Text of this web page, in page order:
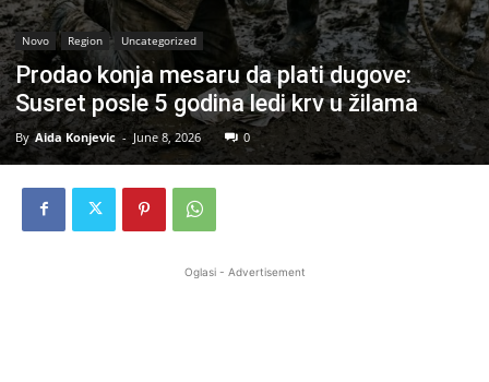
Novo Region Uncategorized
Prodao konja mesaru da plati dugove:
Susret posle 5 godina ledi krv u žilama
By Aida Konjevic - June 8, 2026 0
Oglasi - Advertisement